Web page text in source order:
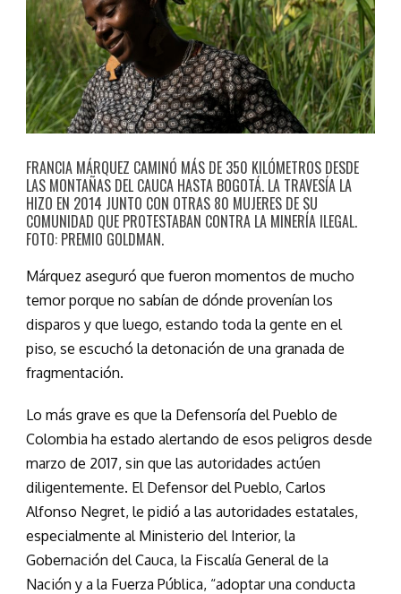
FRANCIA MÁRQUEZ CAMINÓ MÁS DE 350 KILÓMETROS DESDE
LAS MONTAÑAS DEL CAUCA HASTA BOGOTÁ. LA TRAVESÍA LA
HIZO EN 2014 JUNTO CON OTRAS 80 MUJERES DE SU
COMUNIDAD QUE PROTESTABAN CONTRA LA MINERÍA ILEGAL.
FOTO: PREMIO GOLDMAN.
Márquez aseguró que fueron momentos de mucho
temor porque no sabían de dónde provenían los
disparos y que luego, estando toda la gente en el
piso, se escuchó la detonación de una granada de
fragmentación.
Lo más grave es que la Defensoría del Pueblo de
Colombia ha estado alertando de esos peligros desde
marzo de 2017, sin que las autoridades actúen
diligentemente. El Defensor del Pueblo, Carlos
Alfonso Negret, le pidió a las autoridades estatales,
especialmente al Ministerio del Interior, la
Gobernación del Cauca, la Fiscalía General de la
Nación y a la Fuerza Pública, “adoptar una conducta